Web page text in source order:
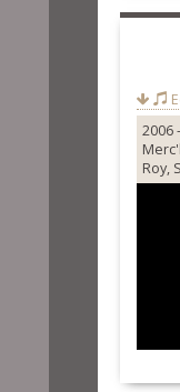
2006 -
Roy,